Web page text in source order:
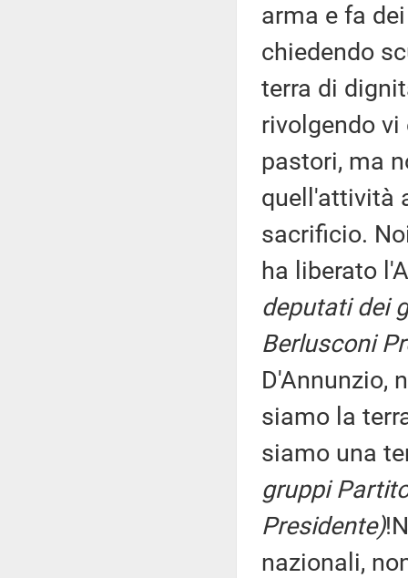
arma e fa
chiedendo
terra di
rivolgendo
pastori, ma
quell'attività
sacrificio.
ha liberato
deputati dei
Berlusconi
D'Annunzio,
siamo la
siamo una
gruppi
Presidente)
nazionali,